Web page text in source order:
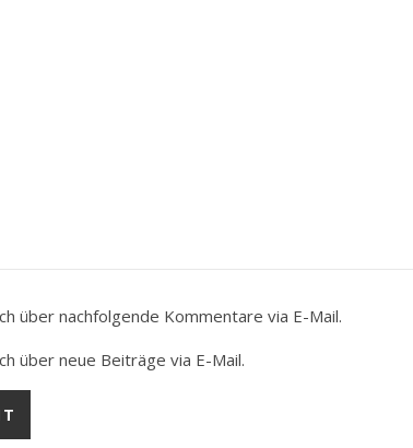
über nachfolgende Kommentare via E-Mail.
über neue Beiträge via E-Mail.